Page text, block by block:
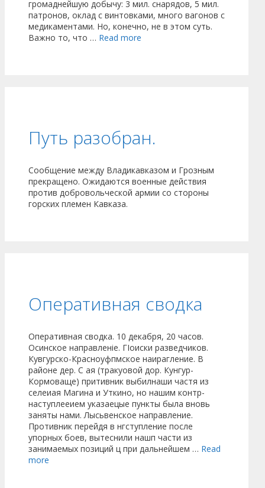
громаднейшую добычу: 3 мил. снарядов, 5 мил.
патронов, оклад с винтовками, много вагонов с
медикаментами. Но, конечно, не в этом суть.
Важно то, что … Read more
Путь разобран.
Сообщение между Владикавказом и Грозным
прекращено. Ожидаются военные действия
против добровольческой армии со стороны
горских племен Кавказа.
Оперативная сводка
Оперативная сводка. 10 декабря, 20 часов.
Осинское направленіе. ГІоиски разведчиков.
Кувгурско-Красноуфпмское наирагление. В
районе дер. С ая (тракуовой дор. Кунгур-
Кормоваще) притивник выбилнаши частя из
селеиая Магина и Уткино, но нашим контр-
наступлееием указаецые пункты была вновь
заняты нами. Лысьвенское направление.
Противник перейдя в нгступление после
упорных боев, вытеснили нашп части из
занимаемых позиций ц при дальнейшем … Read
more